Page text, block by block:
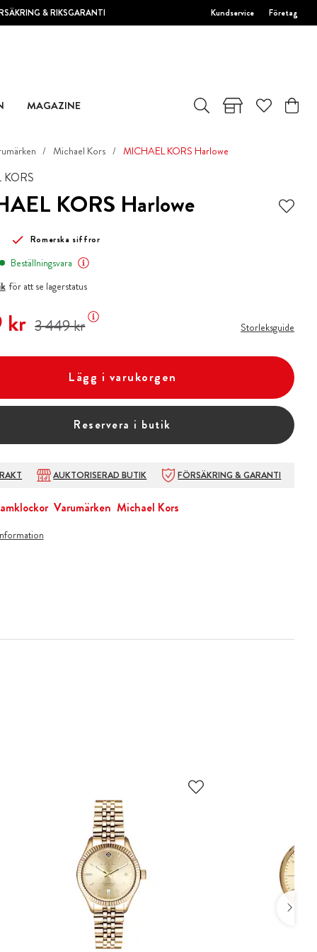
& RIKSGARANTI Kundservice Företag
MAGAZINE
Michael Kors MICHAEL KORS Harlowe
KORS Harlowe
Romerska siffror
Beställningsvara
för att se lagerstatus
Tidigare pris
kr 3 449 kr Storleksguide
Lägg i varukorgen
Reservera i butik
AUKTORISERAD BUTIK FÖRSÄKRING & GARANTI
Varumärken Michael Kors